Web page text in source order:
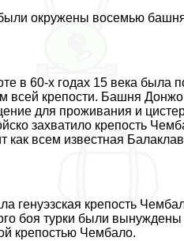
окружены восемью
в 60-х годах 15 века
всей крепости. Башня
для проживания и
захватило крепость
как всем известная
генуэзская крепость
боя турки были
крепостью Чембало.